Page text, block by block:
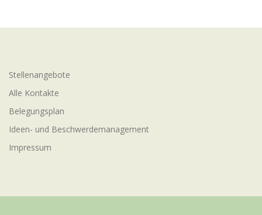
Stellenangebote
Alle Kontakte
Belegungsplan
Ideen- und Beschwerdemanagement
Impressum